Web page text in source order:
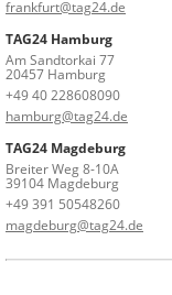
frankfurt@tag24.de
TAG24 Hamburg
Am Sandtorkai 77
20457 Hamburg
+49 40 228608090
hamburg@tag24.de
TAG24 Magdeburg
Breiter Weg 8-10A
39104 Magdeburg
+49 391 50548260
magdeburg@tag24.de